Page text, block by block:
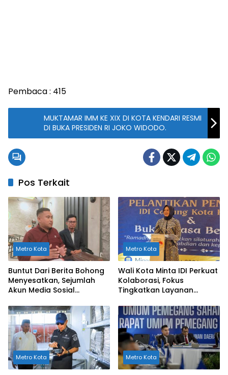
Pembaca : 415
MUKTAMAR IMM KE XIX DI KOTA KENDARI RESMI
DI BUKA PRESIDEN RI JOKO WIDODO.
Pos Terkait
Metro Kota
Buntut Dari Berita Bohong
Menyesatkan, Sejumlah
Akun Media Sosial
Metro Kota
Wali Kota Minta IDI Perkuat
Kolaborasi, Fokus
Tingkatkan Layanan
Metro Kota Metro Kota